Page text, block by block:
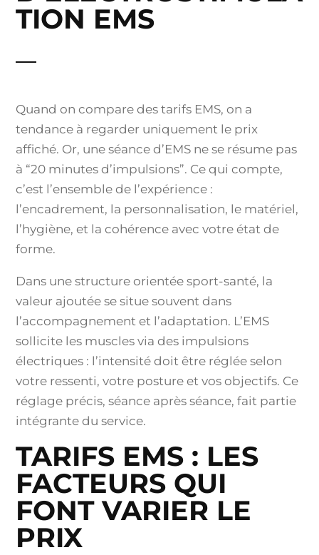
TION EMS
Quand on compare des tarifs EMS, on a
tendance à regarder uniquement le prix
affiché. Or, une séance d’EMS ne se résume pas
à “20 minutes d’impulsions”. Ce qui compte,
c’est l’ensemble de l’expérience :
l’encadrement, la personnalisation, le matériel,
l’hygiène, et la cohérence avec votre état de
forme.
Dans une structure orientée sport-santé, la
valeur ajoutée se situe souvent dans
l’accompagnement et l’adaptation. L’EMS
sollicite les muscles via des impulsions
électriques : l’intensité doit être réglée selon
votre ressenti, votre posture et vos objectifs. Ce
réglage précis, séance après séance, fait partie
intégrante du service.
TARIFS EMS : LES
FACTEURS QUI
FONT VARIER LE
PRIX